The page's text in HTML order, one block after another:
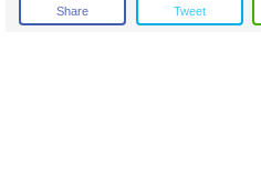
Share Tweet